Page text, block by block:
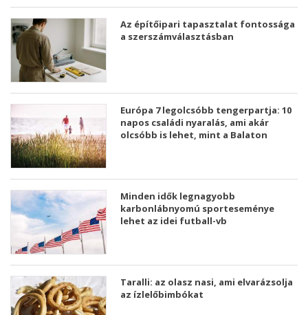
Az építőipari tapasztalat fontossága
a szerszámválasztásban
Európa 7 legolcsóbb tengerpartja: 10
napos családi nyaralás, ami akár
olcsóbb is lehet, mint a Balaton
Minden idők legnagyobb
karbonlábnyomú sporteseménye
lehet az idei futball-vb
Taralli: az olasz nasi, ami elvarázsolja
az ízlelőbimbókat